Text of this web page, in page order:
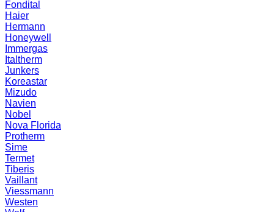
Fondital
Haier
Hermann
Honeywell
Immergas
Italtherm
Junkers
Koreastar
Mizudо
Navien
Nobel
Nova Florida
Protherm
Sime
Termet
Tiberis
Vaillant
Viessmann
Westen